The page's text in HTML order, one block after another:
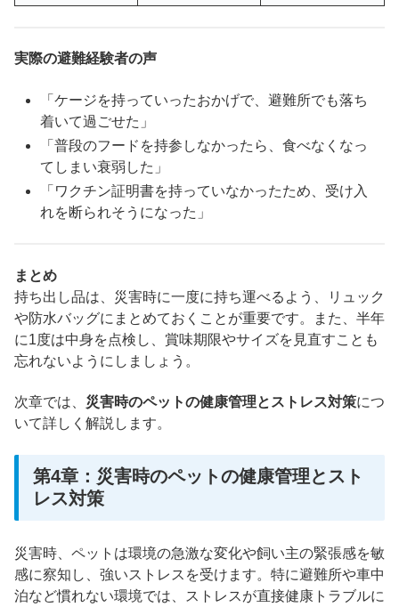
実際の避難経験者の声
「ケージを持っていったおかげで、避難所でも落ち
着いて過ごせた」
「普段のフードを持参しなかったら、食べなくなっ
てしまい衰弱した」
「ワクチン証明書を持っていなかったため、受け入
れを断られそうになった」
まとめ
持ち出し品は、災害時に一度に持ち運べるよう、リュック
や防水バッグにまとめておくことが重要です。また、半年
に1度は中身を点検し、賞味期限やサイズを見直すことも
忘れないようにしましょう。
次章では、 災害時のペットの健康管理とストレス対策につ
いて詳しく解説します。
第4章：災害時のペットの健康管理とスト
レス対策
災害時、ペットは環境の急激な変化や飼い主の緊張感を敏
感に察知し、強いストレスを受けます。特に避難所や車中
泊など慣れない環境では、ストレスが直接健康トラブルに